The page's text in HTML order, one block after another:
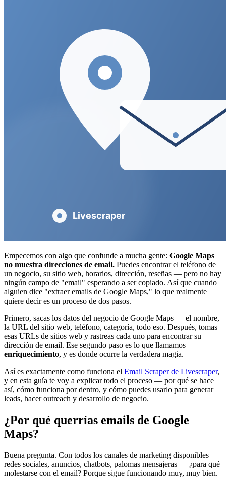
Empecemos con algo que confunde a mucha gente: Google Maps
no muestra direcciones de email. Puedes encontrar el teléfono de
un negocio, su sitio web, horarios, dirección, reseñas — pero no hay
ningún campo de "email" esperando a ser copiado. Así que cuando
alguien dice "extraer emails de Google Maps," lo que realmente
quiere decir es un proceso de dos pasos.
Primero, sacas los datos del negocio de Google Maps — el nombre,
la URL del sitio web, teléfono, categoría, todo eso. Después, tomas
esas URLs de sitios web y rastreas cada uno para encontrar su
dirección de email. Ese segundo paso es lo que llamamos
enriquecimiento, y es donde ocurre la verdadera magia.
Así es exactamente como funciona el Email Scraper de Livescraper,
y en esta guía te voy a explicar todo el proceso — por qué se hace
así, cómo funciona por dentro, y cómo puedes usarlo para generar
leads, hacer outreach y desarrollo de negocio.
¿Por qué querrías emails de Google
Maps?
Buena pregunta. Con todos los canales de marketing disponibles —
redes sociales, anuncios, chatbots, palomas mensajeras — ¿para qué
molestarse con el email? Porque sigue funcionando muy, muy bien.